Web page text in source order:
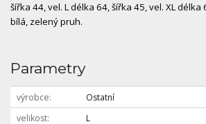
šířka 44, vel. L délka 64, šířka 45, vel. XL délka
bílá, zelený pruh.
Parametry
výrobce
Ostatní
velikost
L